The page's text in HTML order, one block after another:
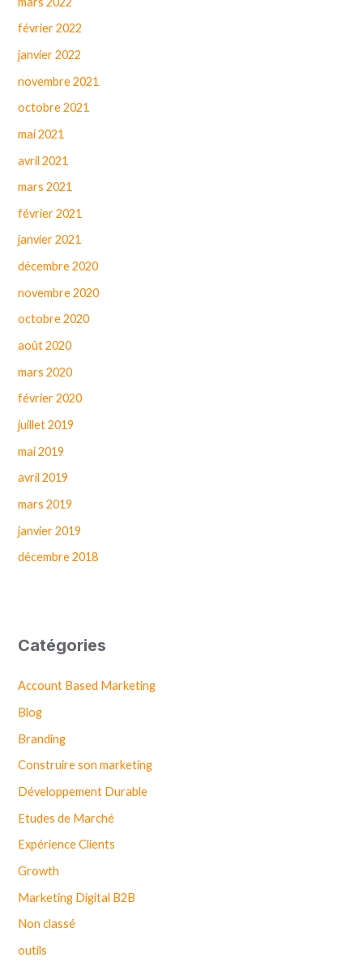
février 2022
janvier 2022
novembre 2021
octobre 2021
mai 2021
avril 2021
mars 2021
février 2021
janvier 2021
décembre 2020
novembre 2020
octobre 2020
août 2020
mars 2020
février 2020
juillet 2019
mai 2019
avril 2019
mars 2019
janvier 2019
décembre 2018
Catégories
Account Based Marketing
Blog
Branding
Construire son marketing
Développement Durable
Etudes de Marché
Expérience Clients
Growth
Marketing Digital B2B
Non classé
outils